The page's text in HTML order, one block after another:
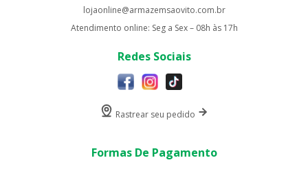
lojaonline@armazemsaovito.com.br
Atendimento online: Seg a Sex – 08h às 17h
Redes Sociais
Rastrear seu pedido
Formas De Pagamento